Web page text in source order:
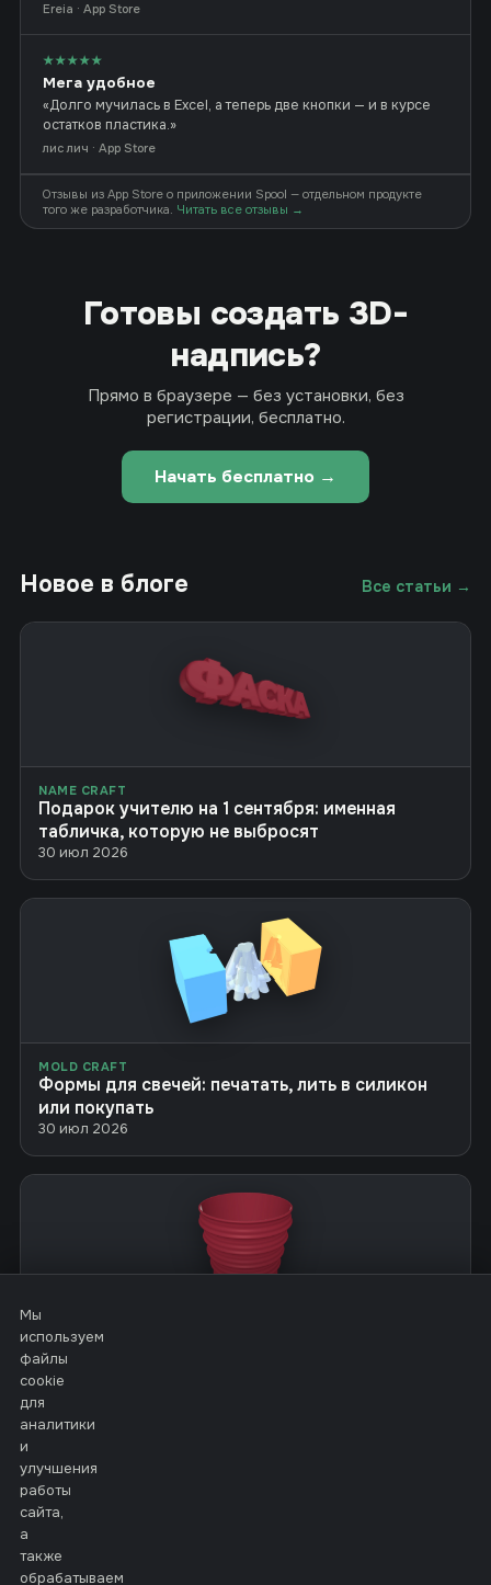
Ereia · App Store
★★★★★
Мега удобное
«Долго мучилась в Excel, а теперь две кнопки — и в курсе
остатков пластика.»
лис лич · App Store
Отзывы из App Store о приложении Spool — отдельном продукте
того же разработчика. Читать все отзывы →
Готовы создать 3D-
надпись?
Прямо в браузере — без установки, без
регистрации, бесплатно.
Начать бесплатно →
Новое в блоге Все статьи →
NAME CRAFT
Подарок учителю на 1 сентября: именная
табличка, которую не выбросят
30 июл 2026
MOLD CRAFT
Формы для свечей: печатать, лить в силикон
или покупать
30 июл 2026
MOLD CRAFT
Кашпо из гипса своими руками: от модели до
отливки
30 июл 2026
3D PrintCraft
Мы
используем
файлы
cookie
для
аналитики
и
улучшения
работы
сайта,
а
также
обрабатываем